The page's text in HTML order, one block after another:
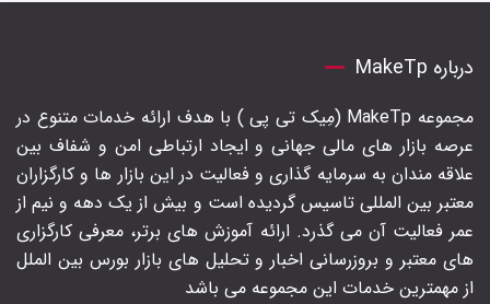
درباره MakeTp
مجموعه MakeTp (مِیک تی پی ) با هدف ارائه خدمات متنوع در
عرصه بازار های مالی جهانی و ایجاد ارتباطی امن و شفاف بین
علاقه مندان به سرمایه گذاری و فعالیت در این بازار ها و کارگزاران
معتبر بین المللی تاسیس گردیده است و بیش از یک دهه و نیم از
عمر فعالیت آن می گذرد. ارائه آموزش های برتر‍، معرفی کارگزاری
های معتبر و بروزرسانی اخبار و تحلیل های بازار بورس بین الملل
از مهمترین خدمات این مجموعه می باشد